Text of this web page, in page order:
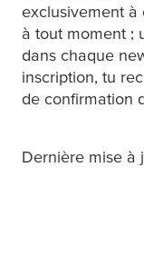
exclusivement à
à tout moment ;
dans chaque
inscription, tu
de confirmation
Dernière mise à